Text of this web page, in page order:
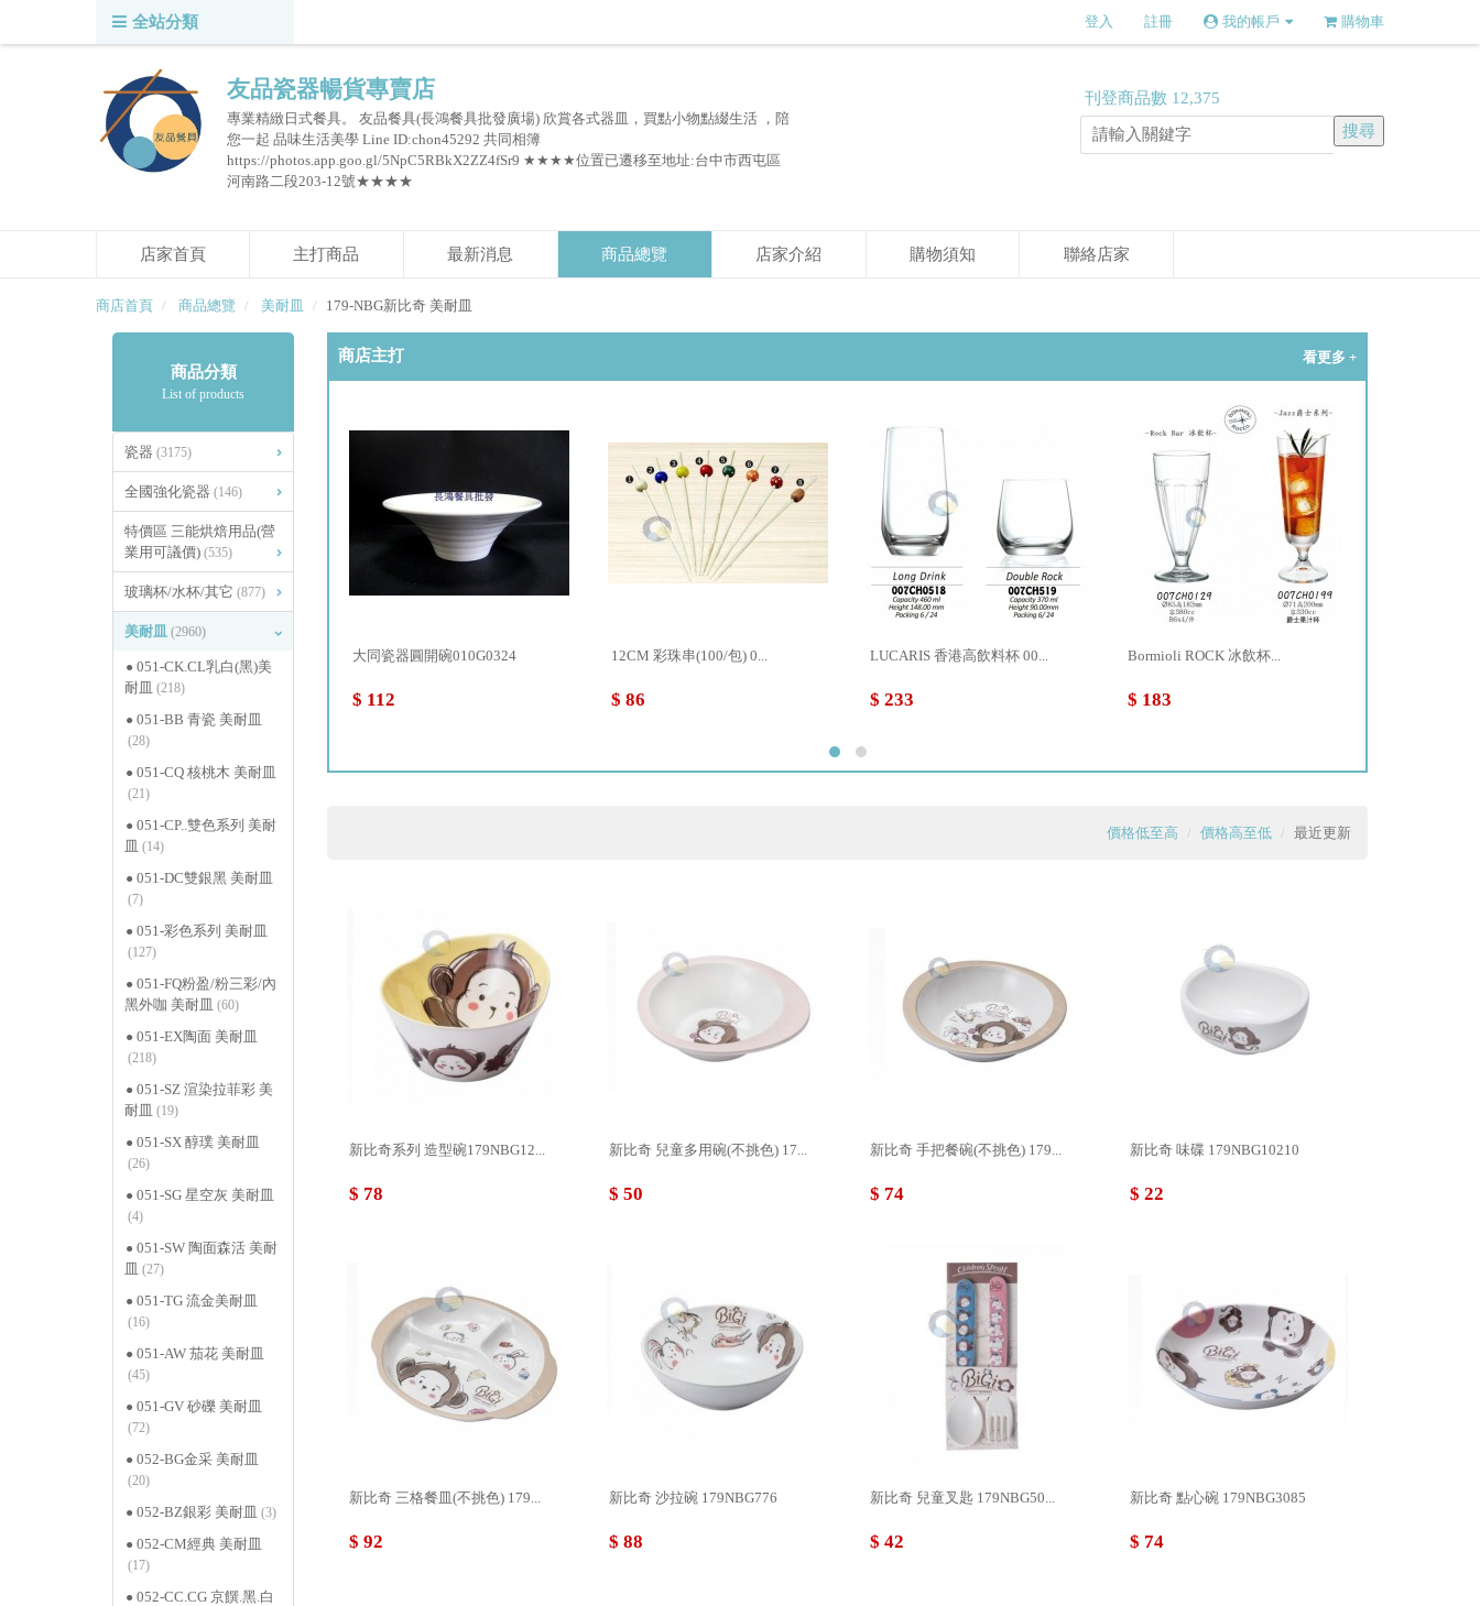
全站分類 登入 註冊 我的帳戶 購物車
友品瓷器暢貨專賣店
專業精緻日式餐具。 友品餐具(長鴻餐具批發廣場) 欣賞各式器皿，買點小物點綴生活 ，陪
您一起 品味生活美學 Line ID:chon45292 共同相簿
https://photos.app.goo.gl/5NpC5RBkX2ZZ4fSr9 ★★★★位置已遷移至地址:台中市西屯區
河南路二段203-12號★★★★
刊登商品數 12,375
店家首頁 主打商品 最新消息 商品總覽 店家介紹 購物須知 聯絡店家
商店首頁 商品總覽 美耐皿 179-NBG新比奇 美耐皿
商品分類
List of products
瓷器 (3175)
全國強化瓷器 (146)
特價區 三能烘焙用品(營
業用可議價) (535)
玻璃杯/水杯/其它 (877)
美耐皿 (2960)
051-CK.CL乳白(黑)美
耐皿 (218)
051-BB 青瓷 美耐皿
(28)
051-CQ 核桃木 美耐皿
(21)
051-CP..雙色系列 美耐
皿 (14)
051-DC雙銀黑 美耐皿
(7)
051-彩色系列 美耐皿
(127)
051-FQ粉盈/粉三彩/內
黑外咖 美耐皿 (60)
051-EX陶面 美耐皿
(218)
051-SZ 渲染拉菲彩 美
耐皿 (19)
051-SX 醇璞 美耐皿
(26)
051-SG 星空灰 美耐皿
(4)
051-SW 陶面森活 美耐
皿 (27)
051-TG 流金美耐皿
(16)
051-AW 茄花 美耐皿
(45)
051-GV 砂礫 美耐皿
(72)
052-BG金采 美耐皿
(20)
052-BZ銀彩 美耐皿 (3)
052-CM經典 美耐皿
(17)
052-CC.CG 京饌.黑.白
商店主打 看更多 +
特價品 836 橢圓型餐爐 ~23...
$ 1,790
大同瓷器圓開碗010G0324
$ 112
12CM 彩珠串(100/包) 0...
$ 86
LUCARIS 香港高飲料杯 00...
$ 233
Bormioli ROCK 冰飲杯...
$ 183
價格低至高 價格高至低 最近更新
新比奇系列 造型碗179NBG12...
$ 78
新比奇 兒童多用碗(不挑色) 17...
$ 50
新比奇 手把餐碗(不挑色) 179...
$ 74
新比奇 味碟 179NBG10210
$ 22
新比奇 三格餐皿(不挑色) 179...
$ 92
新比奇 沙拉碗 179NBG776
$ 88
新比奇 兒童叉匙 179NBG50...
$ 42
新比奇 點心碗 179NBG3085
$ 74